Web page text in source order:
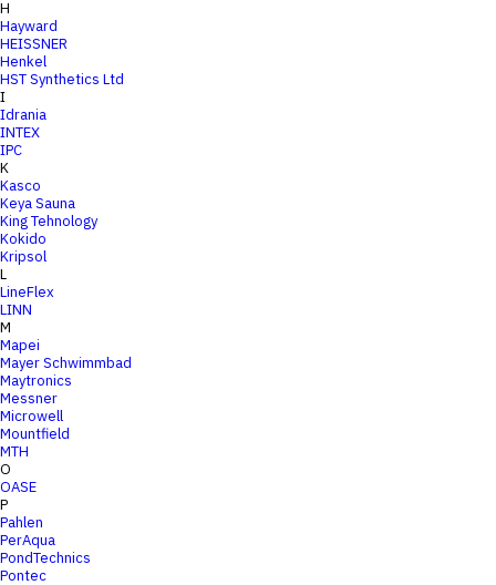
H
Hayward
HEISSNER
Henkel
HST Synthetics Ltd
I
Idrania
INTEX
IPC
K
Kasco
Keya Sauna
King Tehnology
Kokido
Kripsol
L
LineFlex
LINN
M
Mapei
Mayer Schwimmbad
Maytronics
Messner
Microwell
Mountfield
MTH
O
OASE
P
Pahlen
PerAqua
PondTechnics
Pontec